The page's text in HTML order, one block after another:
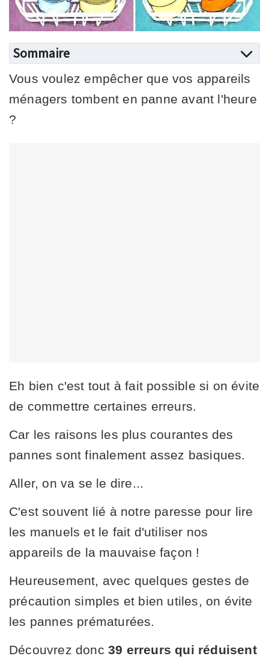
Sommaire
Vous voulez empêcher que vos appareils
ménagers tombent en panne avant l'heure
?
Eh bien c'est tout à fait possible si on évite
de commettre certaines erreurs.
Car les raisons les plus courantes des
pannes sont finalement assez basiques.
Aller, on va se le dire...
C'est souvent lié à notre paresse pour lire
les manuels et le fait d'utiliser nos
appareils de la mauvaise façon !
Heureusement, avec quelques gestes de
précaution simples et bien utiles, on évite
les pannes prématurées.
Découvrez donc 39 erreurs qui réduisent